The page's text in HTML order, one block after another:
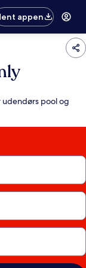
appen
pool og